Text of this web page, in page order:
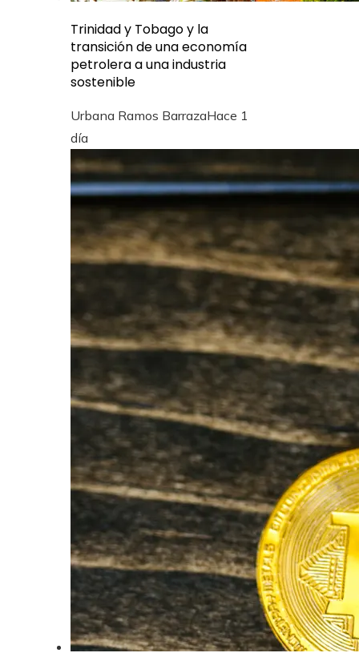
Trinidad y Tobago y la
transición de una economía
petrolera a una industria
sostenible
Urbana Ramos BarrazaHace 1
día